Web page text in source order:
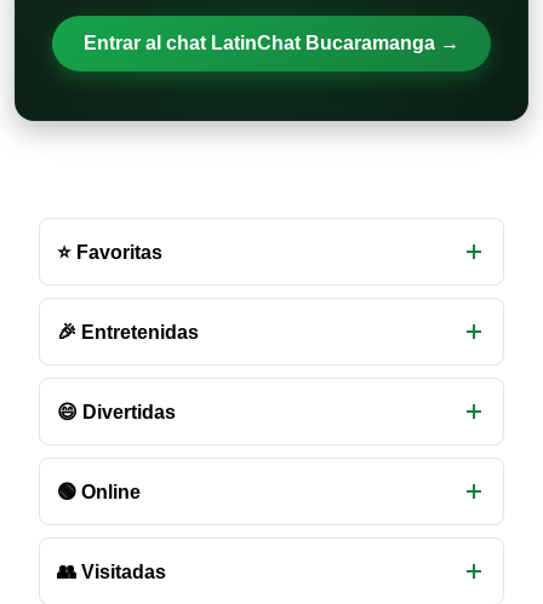
Entrar al chat LatinChat Bucaramanga →
de
chat
disponibles
⭐ Favoritas
🎉 Entretenidas
😄 Divertidas
🟢 Online
👥 Visitadas